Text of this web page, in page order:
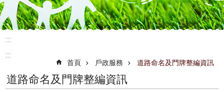
:::
:::
首頁 戶政服務 道路命名及門牌整編資訊
道路命名及門牌整編資訊